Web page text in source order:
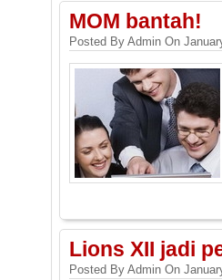
MOM bantah!
Posted By Admin On
Lions XII jadi
Posted By Admin On